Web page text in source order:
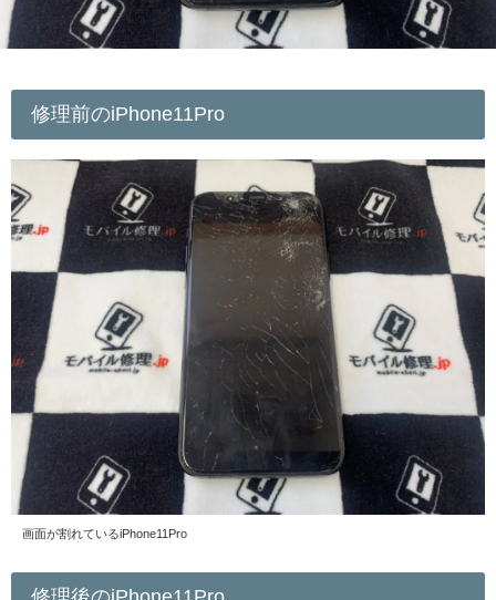
修理前のiPhone11Pro
画面が割れているiPhone11Pro